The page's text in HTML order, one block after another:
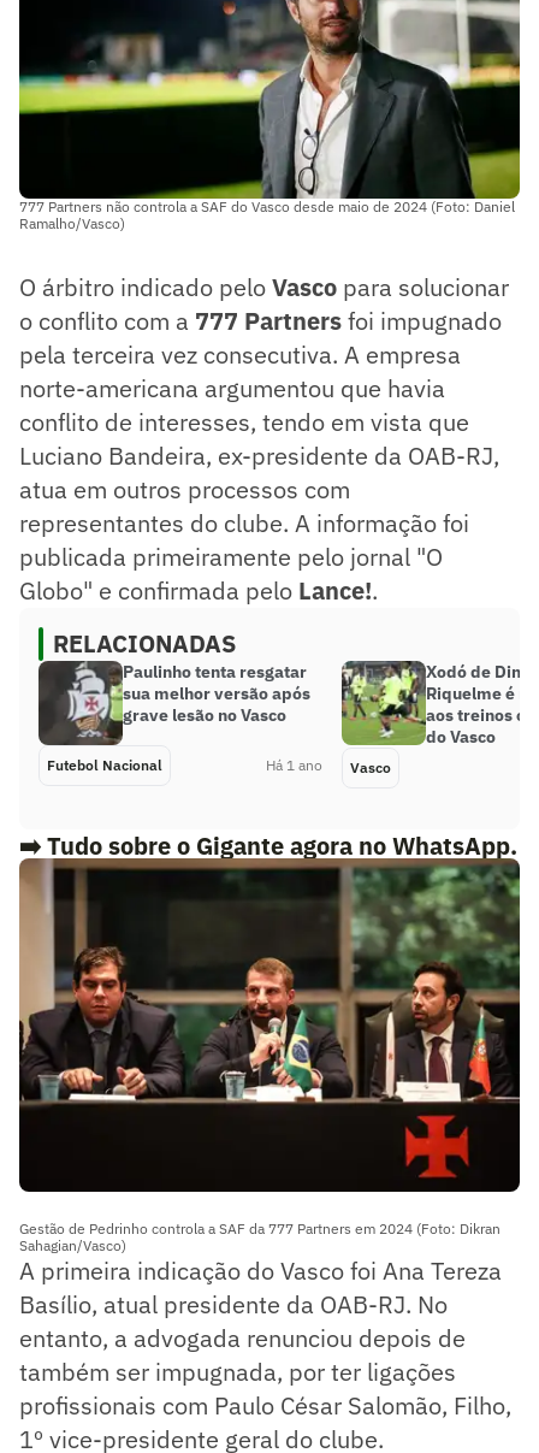
777 Partners não controla a SAF do Vasco desde maio de 2024 (Foto: Daniel
Ramalho/Vasco)
O árbitro indicado peloVasco para solucionar
o conflito com a 777 Partnersfoi impugnado
pela terceira vez consecutiva. A empresa
norte-americana argumentou que havia
conflito de interesses, tendo em vista que
Luciano Bandeira, ex-presidente da OAB-RJ,
atua em outros processos com
representantes do clube. A informação foi
publicada primeiramente pelo jornal "O
Globo" e confirmada pelo Lance!.
RELACIONADAS
Paulinho tenta resgatar
sua melhor versão após
grave lesão no Vasco
Futebol Nacional Há 1 ano
Xodó de Diniz
Riquelme é
aos treinos
do Vasco
Vasco
➡️ Tudo sobre o Gigante agora no WhatsApp.
Siga o nosso canal Lance! Vasco
Gestão de Pedrinho controla a SAF da 777 Partners em 2024 (Foto: Dikran
Sahagian/Vasco)
A primeira indicação do Vasco foi Ana Tereza
Basílio, atual presidente da OAB-RJ. No
entanto, a advogada renunciou depois de
também ser impugnada, por ter ligações
profissionais com Paulo César Salomão, Filho,
1º vice-presidente geral do clube.